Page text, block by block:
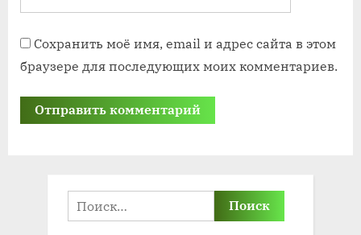
Сохранить моё имя, email и адрес сайта в этом
браузере для последующих моих комментариев.
Найти: